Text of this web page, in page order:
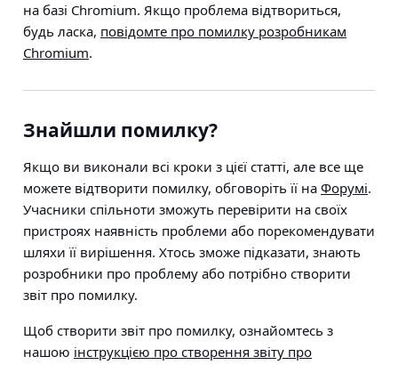
на базі Chromium. Якщо проблема відтвориться,
будь ласка, повідомте про помилку розробникам
Chromium.
Знайшли помилку?
Якщо ви виконали всі кроки з цієї статті, але все ще
можете відтворити помилку, обговоріть її на Форумі.
Учасники спільноти зможуть перевірити на своїх
пристроях наявність проблеми або порекомендувати
шляхи її вирішення. Хтось зможе підказати, знають
розробники про проблему або потрібно створити
звіт про помилку.
Щоб створити звіт про помилку, ознайомтесь з
нашою інструкцією про створення звіту про